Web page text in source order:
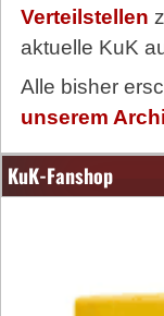
Verteilstellen
aktuelle KuK
Alle bisher
unserem
KuK-Fanshop